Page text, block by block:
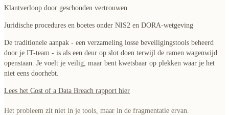
Klantverloop door geschonden vertrouwen
Juridische procedures en boetes onder NIS2 en DORA-wetgeving
De traditionele aanpak - een verzameling losse beveiligingstools beheerd
door je IT-team - is als een deur op slot doen terwijl de ramen wagenwijd
openstaan. Je voelt je veilig, maar bent kwetsbaar op plekken waar je het
niet eens doorhebt.
Lees het Cost of a Data Breach rapport hier
Het probleem zit niet in je tools, maar in de fragmentatie ervan.